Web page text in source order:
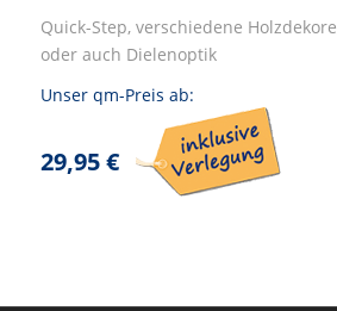
Quick-Step, verschiedene
oder auch Dielenoptik
Unser qm-Preis ab:
29,95 €